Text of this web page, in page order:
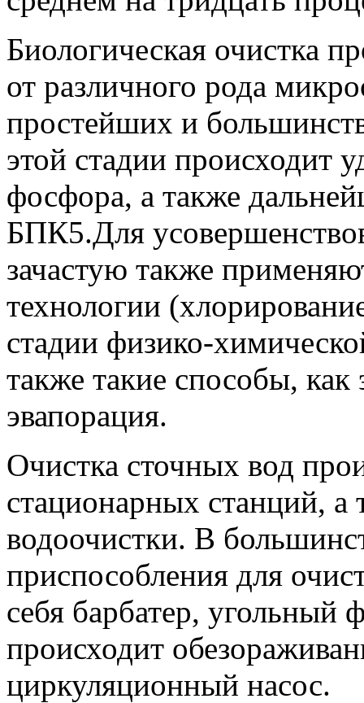
Биологическая очистка
от различного рода
простейших и
этой стадии происходит
фосфора, а также
БПК5.Для
зачастую также
технологии
стадии физико-
также такие способы, как
эвапорация.
Очистка сточных вод
стационарных станций,
водоочистки. В
приспособления для
себя барбатер, угольный
происходит
циркуляционный насос.